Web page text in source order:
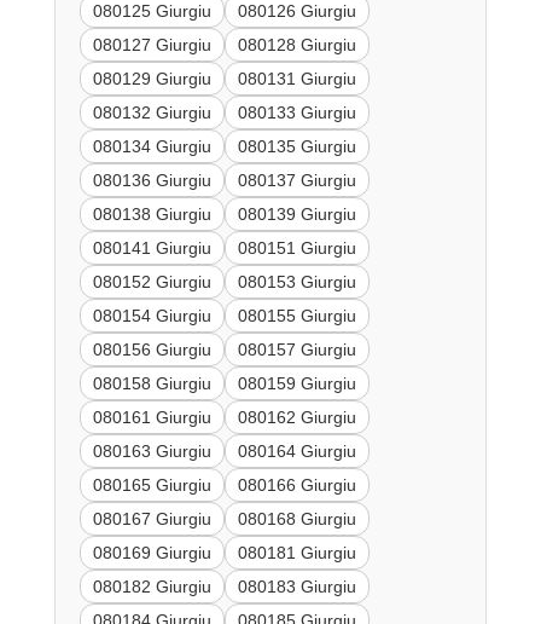
080125 Giurgiu
080126 Giurgiu
080127 Giurgiu
080128 Giurgiu
080129 Giurgiu
080131 Giurgiu
080132 Giurgiu
080133 Giurgiu
080134 Giurgiu
080135 Giurgiu
080136 Giurgiu
080137 Giurgiu
080138 Giurgiu
080139 Giurgiu
080141 Giurgiu
080151 Giurgiu
080152 Giurgiu
080153 Giurgiu
080154 Giurgiu
080155 Giurgiu
080156 Giurgiu
080157 Giurgiu
080158 Giurgiu
080159 Giurgiu
080161 Giurgiu
080162 Giurgiu
080163 Giurgiu
080164 Giurgiu
080165 Giurgiu
080166 Giurgiu
080167 Giurgiu
080168 Giurgiu
080169 Giurgiu
080181 Giurgiu
080182 Giurgiu
080183 Giurgiu